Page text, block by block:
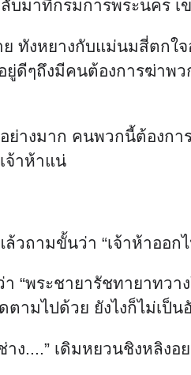
มาที่กรมการพระนคร เ
ทังหยางกับแม่นมสี่ตกใ
ดีๆถึงมีคนต้องการฆ่าพ
ย่างมาก คนพวกนี้ต้องก
จ้าห้าแน่
วถามขั้นว่า “เจ้าห้าออก
า “พระชายารัชทายาท
ามไปด้วย ยังไงก็ไม่เป็น
าง....” เดิมหยวนชิงหลิง